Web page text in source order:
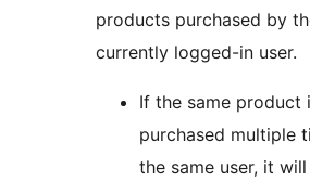
products purchased by
currently logged-in user.
If the same product
purchased multiple
the same user, it